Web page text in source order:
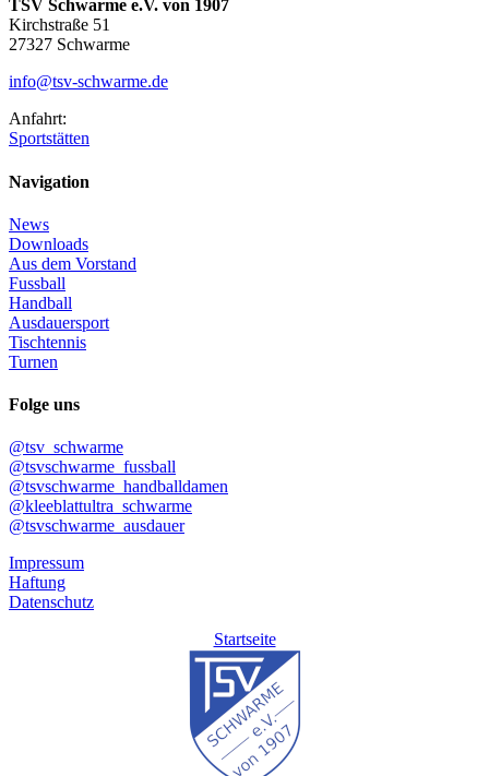
TSV Schwarme e.V. von 1907
Kirchstraße 51
27327 Schwarme
info@tsv-schwarme.de
Anfahrt:
Sportstätten
Navigation
News
Downloads
Aus dem Vorstand
Fussball
Handball
Ausdauersport
Tischtennis
Turnen
Folge uns
@tsv_schwarme
@tsvschwarme_fussball
@tsvschwarme_handballdamen
@kleeblattultra_schwarme
@tsvschwarme_ausdauer
Impressum
Haftung
Datenschutz
Startseite